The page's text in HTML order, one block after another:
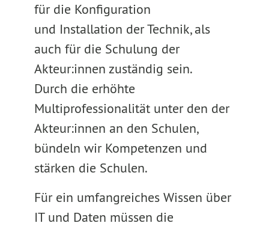
für die Konfiguration
und Installation der Technik, als
auch für die Schulung der
Akteur:innen zuständig sein.
Durch die erhöhte
Multiprofessionalität unter den der
Akteur:innen an den Schulen,
bündeln wir Kompetenzen und
stärken die Schulen.
Für ein umfangreiches Wissen über
IT und Daten müssen die